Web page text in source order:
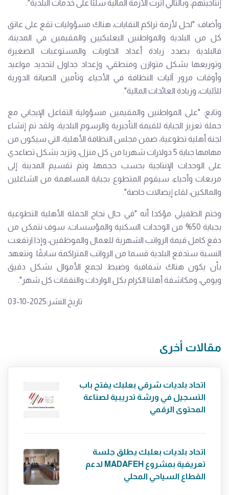
إنتاجيتهم، وبالتالي أثرت الأزمة المالية سلبًا على خدمات البلدية".
وأضاف: "لحل لأزمة تراكم النفايات، هناك مسؤوليات تقع على عاتق
كل من البلدية والمواطنين البعلبكيين والمقيمين في المدينة،
فالبلدية بصدد زيادة أعداد الحاويات والمستوعبات الصغيرة
وتوزيعها بشكل متوازن ومنطقي، وإعداد جداول لتحديد مواعيد
وأوقات مرور آليات النظافة في الأحياء، وتأمين الصيانة الدورية
للآليات، وزيادة العائدات المالية".
وتابع: "على المواطنين والمقيمين مسؤولية التفاعل الإيجابي مع
حملة تعزيز الجباية للقيمة التأجيرية والرسوم البلدية، ولقد تم إنشاء
لجنة أهلية تطوعية، ضمن مجلس النظافة الأهلية، التي سيكون من
مهامها جباية 5 دولارات شهريا من كل منزل، وتزيد بشكل تصاعدي
على الوحدات الإنتاجية بحسب حجمها، وتم تقسيم المدينة إلى
مربعات وأحياء، سيقوم المتطوع بجباية المساهمة من الشاغلين
والمالكين، لقاء إيصالات خاصة".
وختم الطفيلي مؤكدا أنه "في حال نجاح الحملة الأهلية التطوعية
بجباية 50% من الوحدات السكنية والمؤسسات، سوف نتمكن من
دفع كامل قيمة الرواتب الشهرية للعمال والموظفين، وإذا ارتفعت
النسبة ستدفع البلدية قسما من الرواتب المتراكمة سابقًا. ونتعهد
بأن يكون هناك شفافية وضبط لجمع الأموال بشكل دقيق
ويومي، ومكاشفة أهلنا الكرام بكل الواردات والنفقات كل شهر".
تاريخ النشر:2025-10-03
مقالات أخرى
اتحاد بلديات شرقي بعلبك يفتح باب
التسجيل في ورشة تدريبية لصناعة
المحتوى الرقمي
اتحاد بلديات بعلبك يطلق جلسة
تعريفية بمشروع MADAFEH لدعم
القطاع السياحي المحلي